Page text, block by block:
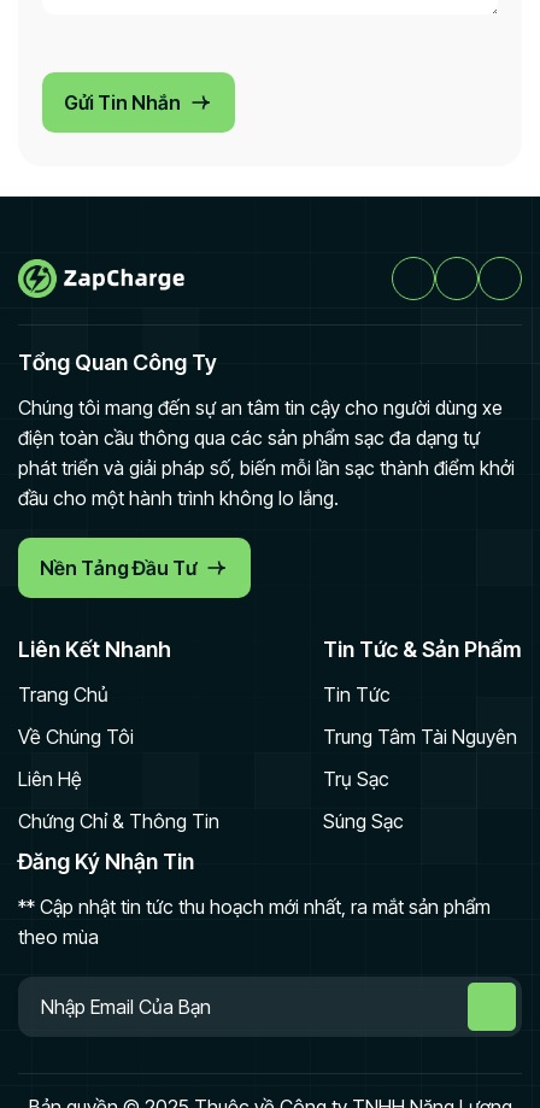
Gửi Tin Nhắn
Tổng Quan Công Ty
Chúng tôi mang đến sự an tâm tin cậy cho người dùng xe
điện toàn cầu thông qua các sản phẩm sạc đa dạng tự
phát triển và giải pháp số, biến mỗi lần sạc thành điểm khởi
đầu cho một hành trình không lo lắng.
Nền Tảng Đầu Tư
Liên Kết Nhanh
Trang Chủ
Về Chúng Tôi
Liên Hệ
Chứng Chỉ & Thông Tin
Tin Tức & Sản Phẩm
Tin Tức
Trung Tâm Tài Nguyên
Trụ Sạc
Súng Sạc
Đăng Ký Nhận Tin
** Cập nhật tin tức thu hoạch mới nhất, ra mắt sản phẩm
theo mùa